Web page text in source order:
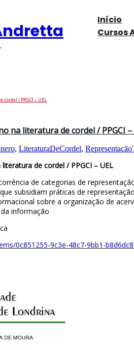
Início
Cursos
/ PPGCI – UEL
na literatura de cordel / PPGCI –
, LiteraturaDeCordel,
de cordel / PPGCI – UEL
de categorias de
subsidiam práticas de
sobre a organização de
informação
0c851255-9c3e-48c7-9bb1-